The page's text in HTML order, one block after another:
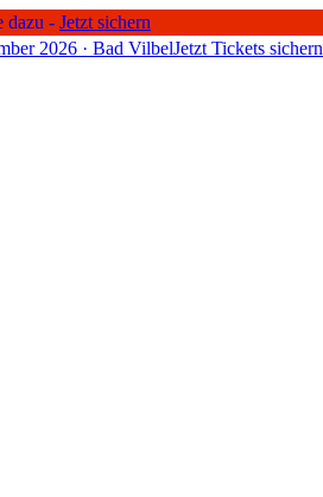
dazu - Jetzt sichern
2026 · Bad VilbelJetzt Tickets sichern